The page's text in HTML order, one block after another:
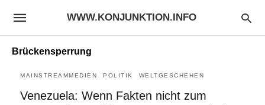
WWW.KONJUNKTION.INFO
Brückensperrung
MAINSTREAMMEDIEN POLITIK WELTGESCHEHEN
Venezuela: Wenn Fakten nicht zum